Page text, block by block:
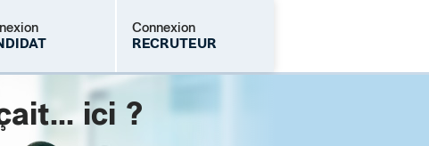
Connexion
RECRUTEUR
Mot de passe oublié
ici ?